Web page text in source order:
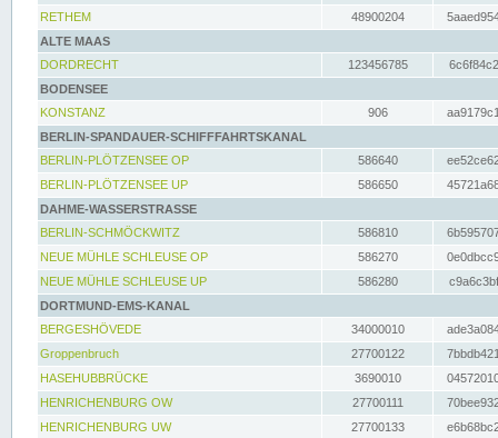
RETHEM
48900204
ALTE MAAS
DORDRECHT
123456785
BODENSEE
KONSTANZ
906
BERLIN-SPANDAUER-SCHIFFFAHRTSKANAL
BERLIN-PLÖTZENSEE OP
586640
BERLIN-PLÖTZENSEE UP
586650
DAHME-WASSERSTRASSE
BERLIN-SCHMÖCKWITZ
586810
NEUE MÜHLE SCHLEUSE OP
586270
NEUE MÜHLE SCHLEUSE UP
586280
DORTMUND-EMS-KANAL
BERGESHÖVEDE
34000010
Groppenbruch
27700122
HASEHUBBRÜCKE
3690010
HENRICHENBURG OW
27700111
HENRICHENBURG UW
27700133